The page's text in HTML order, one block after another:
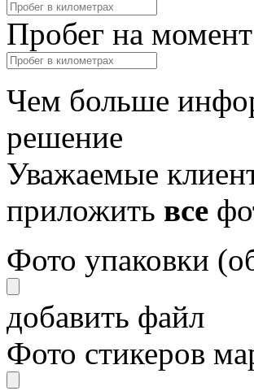
Пробег на
Чем больше
решение
Уважаемые
приложить все
Фото упаковки
добавить файл
Фото стикеров